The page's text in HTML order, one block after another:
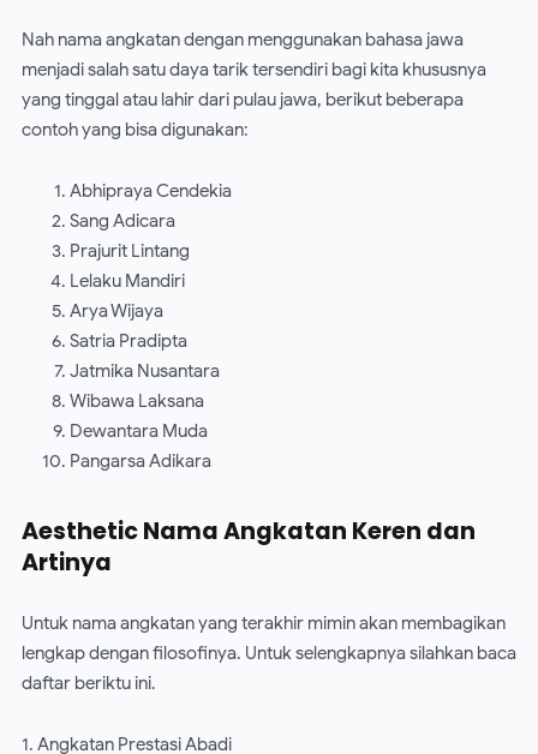
Nah nama angkatan dengan menggunakan bahasa jawa
menjadi salah satu daya tarik tersendiri bagi kita khususnya
yang tinggal atau lahir dari pulau jawa, berikut beberapa
contoh yang bisa digunakan:
Abhipraya Cendekia
Sang Adicara
Prajurit Lintang
Lelaku Mandiri
Arya Wijaya
Satria Pradipta
Jatmika Nusantara
Wibawa Laksana
Dewantara Muda
Pangarsa Adikara
Aesthetic Nama Angkatan Keren dan
Artinya
Untuk nama angkatan yang terakhir mimin akan membagikan
lengkap dengan filosofinya. Untuk selengkapnya silahkan baca
daftar beriktu ini.
1. Angkatan Prestasi Abadi